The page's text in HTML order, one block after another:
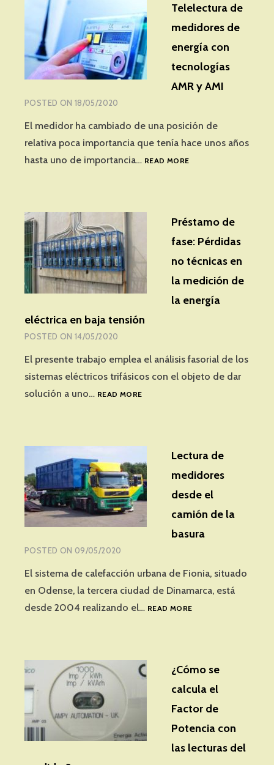
MEDICIÓN
EN
LA
EMPRESA
ELÉCTRICA
Telelectura de
medidores de
energía con
tecnologías
AMR y AMI
POSTED ON 18/05/2020
El medidor ha cambiado de una posición de
relativa poca importancia que tenía hace unos años
hasta uno de importancia… READ MORETELELECTURA
CON
AMR
Y
Préstamo de
fase: Pérdidas
no técnicas en
la medición de
la energía
eléctrica en baja tensión
POSTED ON 14/05/2020
El presente trabajo emplea el análisis fasorial de los
sistemas eléctricos trifásicos con el objeto de dar
solución a uno… READ MOREPRÉSTAMO
TÉCNICAS
EN
LA
MEDICIÓN
LA
ENERGÍA
BAJA
Lectura de
medidores
desde el
camión de la
basura
POSTED ON 09/05/2020
El sistema de calefacción urbana de Fionia, situado
en Odense, la tercera ciudad de Dinamarca, está
desde 2004 realizando el… READ MORELECTURA
CAMIÓN
LA
BASURA
¿Cómo se
calcula el
Factor de
Potencia con
las lecturas del